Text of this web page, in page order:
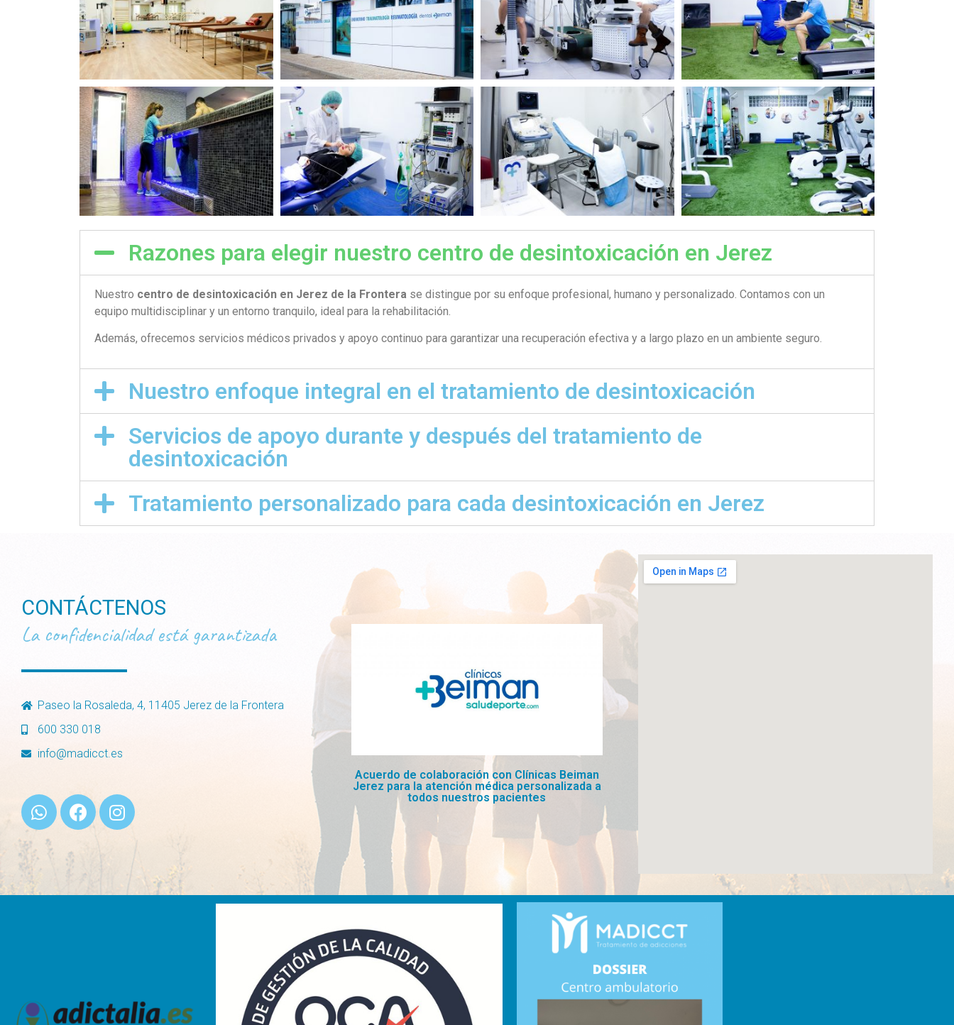
Razones para elegir nuestro centro de desintoxicación en Jerez
Nuestro centro de desintoxicación en Jerez de la Frontera se distingue por su enfoque profesional, humano y personalizado. Contamos con un
equipo multidisciplinar y un entorno tranquilo, ideal para la rehabilitación.
Además, ofrecemos servicios médicos privados y apoyo continuo para garantizar una recuperación efectiva y a largo plazo en un ambiente seguro.
Nuestro enfoque integral en el tratamiento de desintoxicación
Servicios de apoyo durante y después del tratamiento de
desintoxicación
Tratamiento personalizado para cada desintoxicación en Jerez
CONTÁCTENOS
La confidencialidad está garantizada
Paseo la Rosaleda, 4, 11405 Jerez de la Frontera
600 330 018
info@madicct.es
Acuerdo de colaboración con Clínicas Beiman
Jerez para la atención médica personalizada a
todos nuestros pacientes